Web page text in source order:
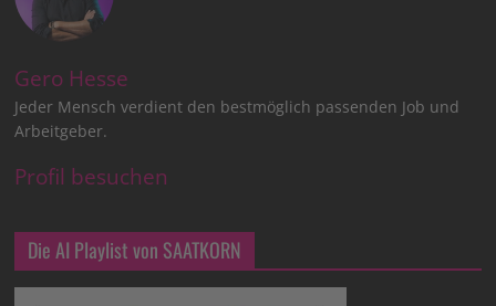
Gero Hesse
Jeder Mensch verdient den bestmöglich passenden Job und
Arbeitgeber.
Profil besuchen
Die AI Playlist von SAATKORN